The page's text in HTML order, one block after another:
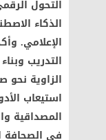
التحول
الذكاء
الإعلامي.
التدريب
الزاوية نحو
استيعاب
المصداقية
في الصحافة